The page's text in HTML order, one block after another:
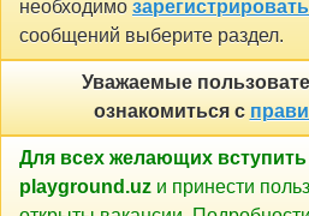
необходимо
сообщений выберите раздел.
Уважаемые
ознакомиться с
Для всех желающих
playground.uz и принести